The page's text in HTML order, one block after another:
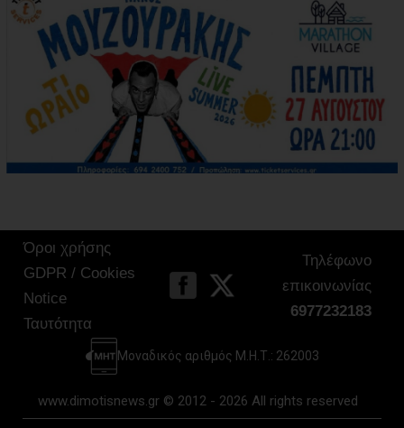
Όροι χρήσης
GDPR / Cookies
Notice
Ταυτότητα
Τηλέφωνο
επικοινωνίας
6977232183
Μοναδικός αριθμός Μ.Η.Τ.: 262003
www.dimotisnews.gr © 2012 - 2026 All rights reserved